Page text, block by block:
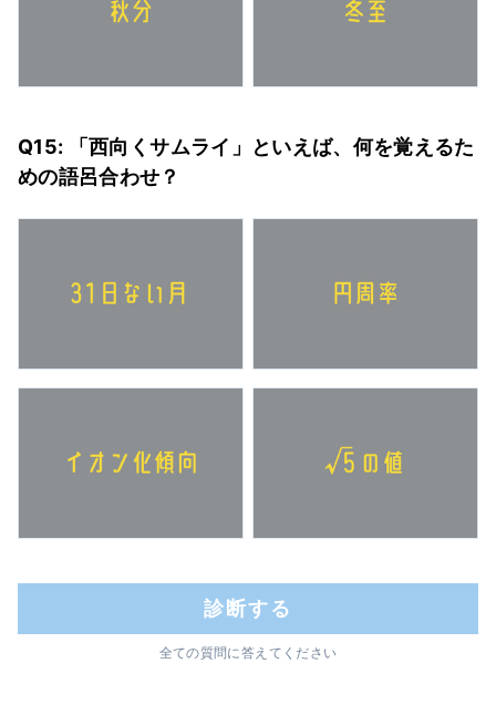
Q15: 「西向くサムライ」といえば、何を覚えるた
めの語呂合わせ？
診断する
全ての質問に答えてください